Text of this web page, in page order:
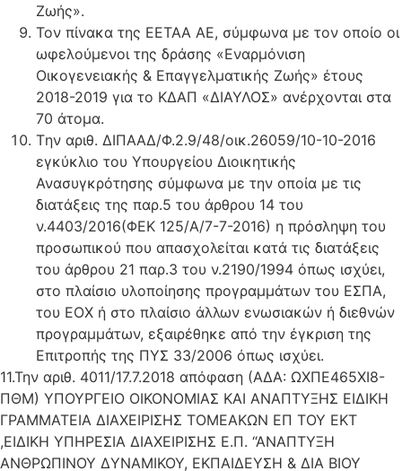
Ζωής».
Τον πίνακα της ΕΕΤΑΑ ΑΕ, σύμφωνα με τον οποίο οι
ωφελούμενοι της δράσης «Εναρμόνιση
Οικογενειακής & Επαγγελματικής Ζωής» έτους
2018-2019 για το ΚΔΑΠ «ΔΙΑΥΛΟΣ» ανέρχονται στα
70 άτομα.
Tην αριθ. ΔΙΠΑΑΔ/Φ.2.9/48/οικ.26059/10-10-2016
εγκύκλιο του Υπουργείου Διοικητικής
Ανασυγκρότησης σύμφωνα με την οποία με τις
διατάξεις της παρ.5 του άρθρου 14 του
ν.4403/2016(ΦΕΚ 125/Α/7-7-2016) η πρόσληψη του
προσωπικού που απασχολείται κατά τις διατάξεις
του άρθρου 21 παρ.3 του ν.2190/1994 όπως ισχύει,
στο πλαίσιο υλοποίησης προγραμμάτων του ΕΣΠΑ,
του ΕΟΧ ή στο πλαίσιο άλλων ενωσιακών ή διεθνών
προγραμμάτων, εξαιρέθηκε από την έγκριση της
Επιτροπής της ΠΥΣ 33/2006 όπως ισχύει.
11.Την αριθ. 4011/17.7.2018 απόφαση (ΑΔΑ: ΩΧΠΕ465ΧΙ8-
ΠΘΜ) ΥΠΟΥΡΓΕΙΟ ΟΙΚΟΝΟΜΙΑΣ ΚΑΙ ΑΝΑΠΤΥΞΗΣ ΕΙΔΙΚΗ
ΓΡΑΜΜΑΤΕΙΑ ΔΙΑΧΕΙΡΙΣΗΣ ΤΟΜΕΑΚΩΝ ΕΠ ΤΟΥ ΕΚΤ
,ΕΙΔΙΚΗ ΥΠΗΡΕΣΙΑ ΔΙΑΧΕΙΡΙΣΗΣ Ε.Π. “ΑΝΑΠΤΥΞΗ
ΑΝΘΡΩΠΙΝΟΥ ΔΥΝΑΜΙΚΟΥ, ΕΚΠΑΙΔΕΥΣΗ & ΔΙΑ ΒΙΟΥ